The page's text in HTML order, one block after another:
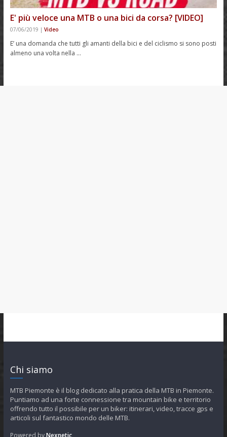
E' più veloce una MTB o una bici da corsa? [VIDEO]
07/06/2019 | Video
E’ una domanda che tutti gli amanti della bici e del ciclismo si sono posti
almeno una volta nella …
Chi siamo
MTB Piemonte è il blog dedicato alla pratica della MTB in Piemonte.
Puntiamo ad una forte connessione tra mountain bike e territorio
offrendo tutto il possibile per un biker: itinerari, video, tracce gps e
articoli sul fantastico mondo delle MTB.
Powered byNexnetic